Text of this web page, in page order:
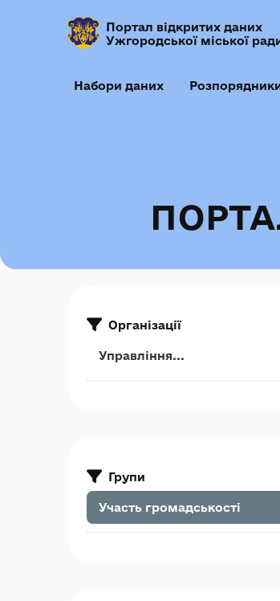
Портал відкритих даних
Ужгородської міської
Набори даних
Організації
Управління...
Групи
Участь громадськості